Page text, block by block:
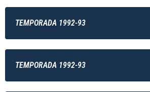
TEMPORADA 1992-93
TEMPORADA 1992-93